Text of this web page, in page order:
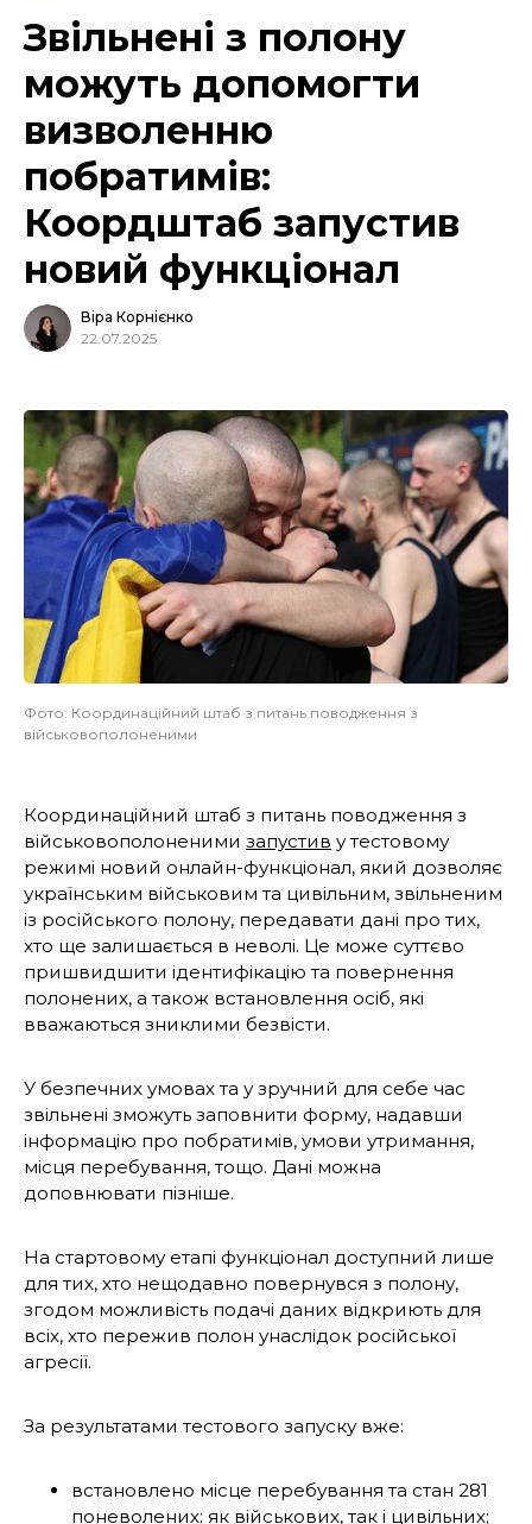
Звільнені з полону
можуть допомогти
визволенню
побратимів:
Коордштаб запустив
новий функціонал
Віра Корнієнко
22.07.2025
Фото: Координаційний штаб з питань поводження з
військовополоненими
Координаційний штаб з питань поводження з
військовополоненими запустив у тестовому
режимі новий онлайн-функціонал, який дозволяє
українським військовим та цивільним, звільненим
із російського полону, передавати дані про тих,
хто ще залишається в неволі. Це може суттєво
пришвидшити ідентифікацію та повернення
полонених, а також встановлення осіб, які
вважаються зниклими безвісти.
У безпечних умовах та у зручний для себе час
звільнені зможуть заповнити форму, надавши
інформацію про побратимів, умови утримання,
місця перебування, тощо. Дані можна
доповнювати пізніше.
На стартовому етапі функціонал доступний лише
для тих, хто нещодавно повернувся з полону,
згодом можливість подачі даних відкриють для
всіх, хто пережив полон унаслідок російської
агресії.
За результатами тестового запуску вже:
встановлено місце перебування та стан 281
поневолених: як військових, так і цивільних;